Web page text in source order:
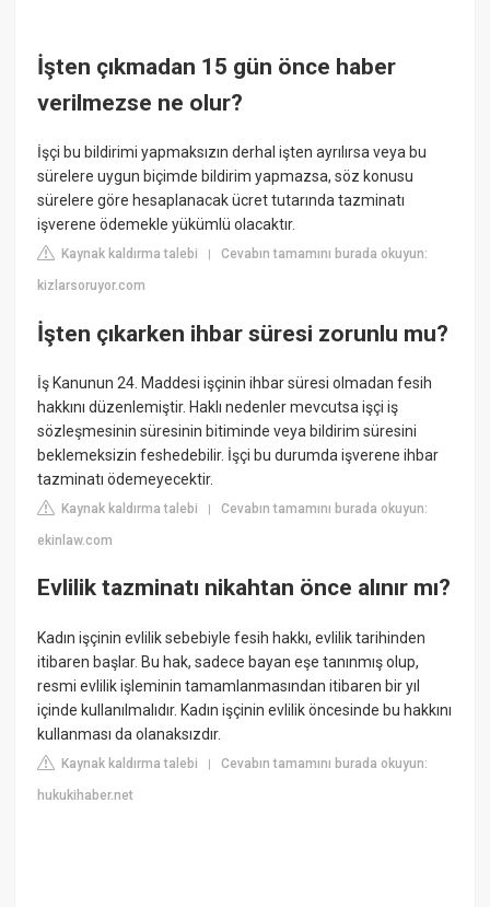
İşten çıkmadan 15 gün önce haber
verilmezse ne olur?
İşçi bu bildirimi yapmaksızın derhal işten ayrılırsa veya bu
sürelere uygun biçimde bildirim yapmazsa, söz konusu
sürelere göre hesaplanacak ücret tutarında tazminatı
işverene ödemekle yükümlü olacaktır.
Kaynak kaldırma talebi |Cevabın tamamını burada okuyun:
kizlarsoruyor.com
İşten çıkarken ihbar süresi zorunlu mu?
İş Kanunun 24. Maddesi işçinin ihbar süresi olmadan fesih
hakkını düzenlemiştir. Haklı nedenler mevcutsa işçi iş
sözleşmesinin süresinin bitiminde veya bildirim süresini
beklemeksizin feshedebilir. İşçi bu durumda işverene ihbar
tazminatı ödemeyecektir.
Kaynak kaldırma talebi |Cevabın tamamını burada okuyun:
ekinlaw.com
Evlilik tazminatı nikahtan önce alınır mı?
Kadın işçinin evlilik sebebiyle fesih hakkı, evlilik tarihinden
itibaren başlar. Bu hak, sadece bayan eşe tanınmış olup,
resmi evlilik işleminin tamamlanmasından itibaren bir yıl
içinde kullanılmalıdır. Kadın işçinin evlilik öncesinde bu hakkını
kullanması da olanaksızdır.
Kaynak kaldırma talebi |Cevabın tamamını burada okuyun:
hukukihaber.net